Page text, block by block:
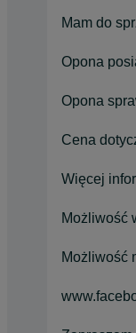
Mam do
Opona
Opona
Cena
Więcej
Możliwość
Możliwość